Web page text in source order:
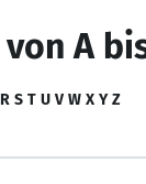
A
R S T U V W X Y Z